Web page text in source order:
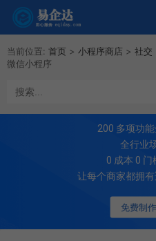
当前位置: 首页 > 小程序商店 > 社交
微信小程序
免费制
200 多项功
全行业
0 成本 0
让每个商家都拥